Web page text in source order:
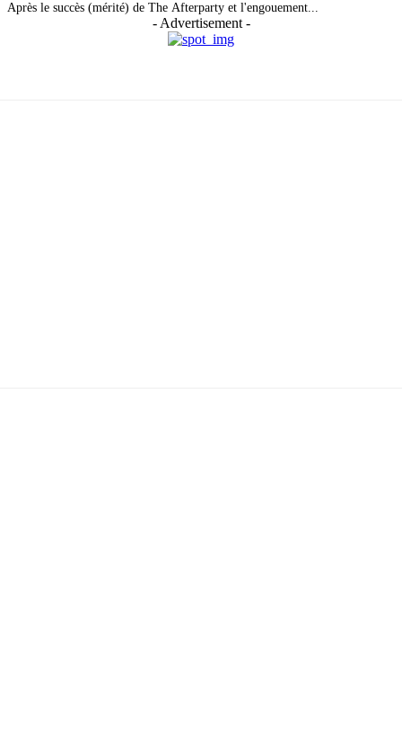
Après le succès (mérité) de The Afterparty et l'engouement...
- Advertisement -